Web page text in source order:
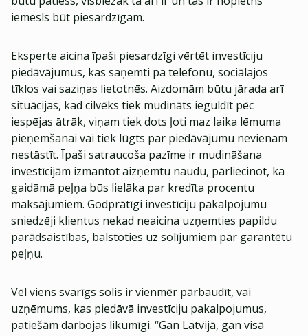
iemesls būt piesardzīgam.
Eksperte aicina īpaši piesardzīgi vērtēt investīciju
piedāvājumus, kas saņemti pa telefonu, sociālajos
tīklos vai saziņas lietotnēs. Aizdomām būtu jārada arī
situācijas, kad cilvēks tiek mudināts ieguldīt pēc
iespējas ātrāk, viņam tiek dots ļoti maz laika lēmuma
pieņemšanai vai tiek lūgts par piedāvājumu nevienam
nestāstīt. Īpaši satraucoša pazīme ir mudināšana
investīcijām izmantot aizņemtu naudu, pārliecinot, ka
gaidāmā peļņa būs lielāka par kredīta procentu
maksājumiem. Godprātīgi investīciju pakalpojumu
sniedzēji klientus nekad neaicina uzņemties papildu
parādsaistības, balstoties uz solījumiem par garantētu
peļņu.
Vēl viens svarīgs solis ir vienmēr pārbaudīt, vai
uzņēmums, kas piedāvā investīciju pakalpojumus,
patiešām darbojas likumīgi. “Gan Latvijā, gan visā